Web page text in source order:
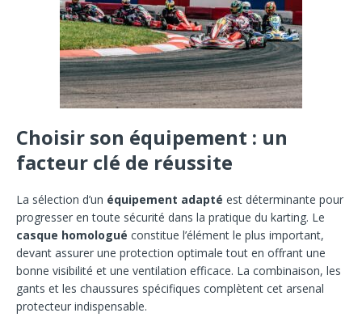
Choisir son équipement : un
facteur clé de réussite
La sélection d’un équipement adapté est déterminante pour
progresser en toute sécurité dans la pratique du karting. Le
casque homologué constitue l’élément le plus important,
devant assurer une protection optimale tout en offrant une
bonne visibilité et une ventilation efficace. La combinaison, les
gants et les chaussures spécifiques complètent cet arsenal
protecteur indispensable.